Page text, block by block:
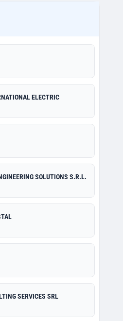
ELECTRIC
SOLUTIONS S.R.L.
SERVICES SRL